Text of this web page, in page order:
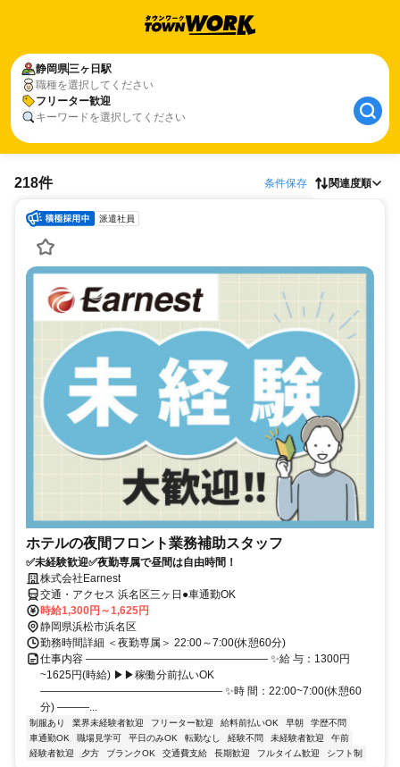
静岡県三ヶ日駅
職種を選択してください
フリーター歓迎
キーワードを選択してください
218件 条件保存 関連度順
派遣社員
ホテルの夜間フロント業務補助スタッフ
✅未経験歓迎✅夜勤専属で昼間は自由時間！
株式会社Earnest
交通・アクセス 浜名区三ヶ日●車通勤OK
時給1,300円～1,625円
静岡県浜松市浜名区
勤務時間詳細 ＜夜勤専属＞ 22:00～7:00(休憩60分)
仕事内容 ――――――――――――――――― ✨給 与：1300円
~1625円(時給) ▶▶稼働分前払いOK
――――――――――――――――― ✨時 間：22:00~7:00(休憩60
分) ―――...
制服あり 業界未経験者歓迎 フリーター歓迎 給料前払いOK 早朝
学歴不問
車通勤OK
職場見学可 平日のみOK 転勤なし 経験不問 未経験者歓迎
午前
経験者歓迎
夕方 ブランクOK 交通費支給 長期歓迎 フルタイム歓迎 シフト制